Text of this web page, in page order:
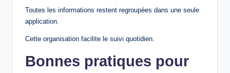
Toutes les informations restent regroupées dans une seule
application.
Cette organisation facilite le suivi quotidien.
Bonnes pratiques pour